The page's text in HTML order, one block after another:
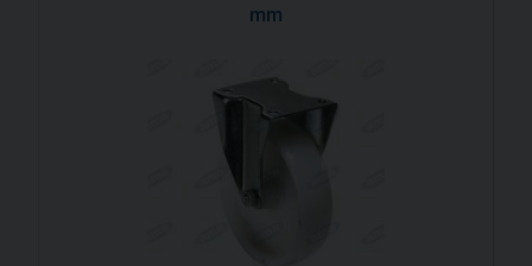
mm